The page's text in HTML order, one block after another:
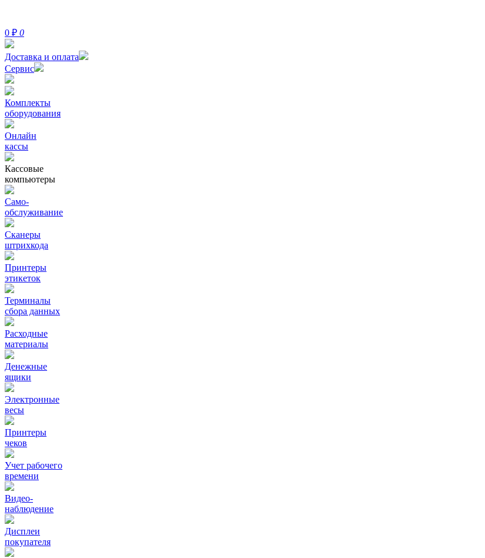
0 ₽ 0
Доставка и оплата
Сервис
Комплекты
оборудования
Онлайн
кассы
Кассовые
компьютеры
Само-
обслуживание
Сканеры
штрихкода
Принтеры
этикеток
Терминалы
сбора данных
Расходные
материалы
Денежные
ящики
Электронные
весы
Принтеры
чеков
Учет рабочего
времени
Видео‑
наблюдение
Дисплеи
покупателя